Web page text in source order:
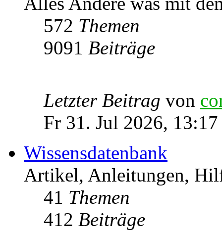
572 Themen
9091 Beiträge
Letzter Beitrag von
Fr 31. Jul 2026, 13:17
Wissensdatenbank
Artikel, Anleitungen,
41 Themen
412 Beiträge